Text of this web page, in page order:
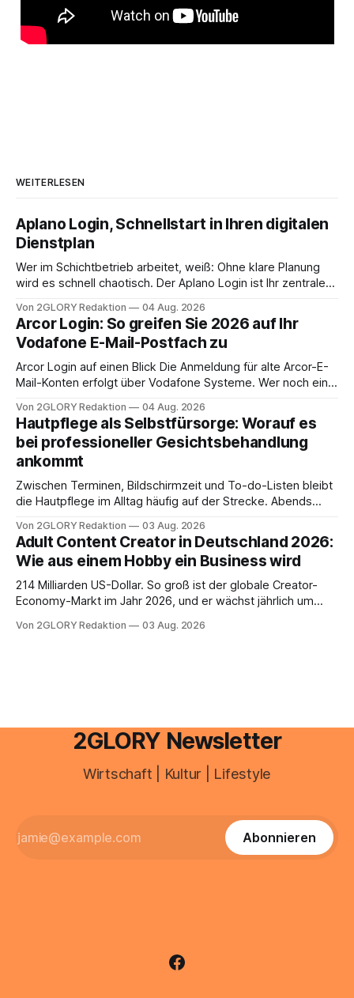
WEITERLESEN
Aplano Login, Schnellstart in Ihren digitalen
Dienstplan
Wer im Schichtbetrieb arbeitet, weiß: Ohne klare Planung
wird es schnell chaotisch. Der Aplano Login ist Ihr zentraler
abwesenheiten und die gesamte kommunikation rund um
Ihr personal digital zu organisieren. In diesem Leitfaden
erfahren Sie alles, was Sie für einen reibungslosen Einstieg
brauchen, von der Registrierung
Von 2GLORY Redaktion 04 Aug. 2026
Arcor Login: So greifen Sie 2026 auf Ihr
Vodafone E-Mail-Postfach zu
Arcor Login auf einen Blick Die Anmeldung für alte Arcor-E-
Mail-Konten erfolgt über Vodafone Systeme. Wer noch eine
besitzt, loggt sich heute über das Vodafone E-Mail & Cloud
Portal ein. Der klassische Arcor Login über mail.
Von 2GLORY Redaktion 04 Aug. 2026
Hautpflege als Selbstfürsorge: Worauf es
bei professioneller Gesichtsbehandlung
ankommt
Zwischen Terminen, Bildschirmzeit und To-do-Listen bleibt
die Hautpflege im Alltag häufig auf der Strecke. Abends
Drogerie – mehr ist zeitlich oft nicht drin. Dabei reagiert die
Haut empfindlich auf Stress, Schlafmangel und
Umwelteinflüsse: Sie wirkt müde, spannt oder neigt zu
Unreinheiten. Professionelle
Von 2GLORY Redaktion 03 Aug. 2026
Adult Content Creator in Deutschland 2026:
Wie aus einem Hobby ein Business wird
214 Milliarden US-Dollar. So groß ist der globale Creator-
Economy-Markt im Jahr 2026, und er wächst jährlich um
ist längst ein ernstzunehmender Wirtschaftszweig. Weltweit
Von 2GLORY Redaktion 03 Aug. 2026
2GLORY Newsletter
Wirtschaft | Kultur | Lifestyle
Abonnieren